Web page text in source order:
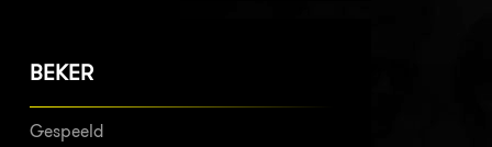
BEKER
Gespeeld